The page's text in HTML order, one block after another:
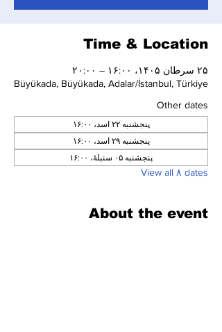
Time & Location
۲۵ سرطان ۱۴۰۵، ۱۶:۰۰ – ۲۰:۰۰
Büyükada, Büyükada, Adalar/İstanbul, Türkiye
Other dates
پنجشنبه ۲۲ اسد، ۱۶:۰۰
پنجشنبه ۲۹ اسد، ۱۶:۰۰
پنجشنبه ۰۵ سنبلهٔ، ۱۶:۰۰
View all ۸ dates
About the event